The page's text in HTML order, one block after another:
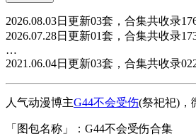
2026.08.03日更新03套，合集共收录176
2026.07.28日更新01套，合集共收录173
…
2021.06.04日更新03套，合集共收录022
人气动漫博主G44不会受伤(祭祀祀)，
「图包名称」：G44不会受伤合集